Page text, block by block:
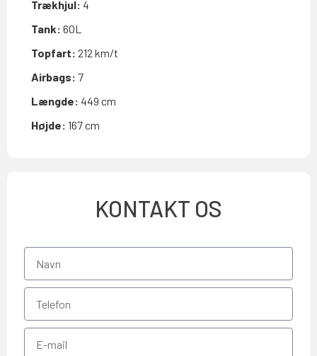
Trækhjul: 4
Tank: 60L
Topfart: 212 km/t
Airbags: 7
Længde: 449 cm
Højde: 167 cm
KONTAKT OS